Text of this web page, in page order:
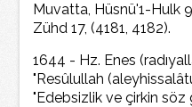
Muvatta, Hüsnü'1-Hulk
Zühd 17, (4181, 4182).
1644 - Hz. Enes
"Resûlullah
"Edebsizlik ve çirkin söz